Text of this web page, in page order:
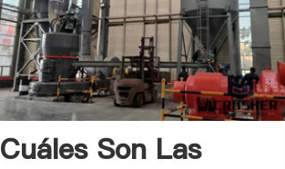
Cuáles Son Las